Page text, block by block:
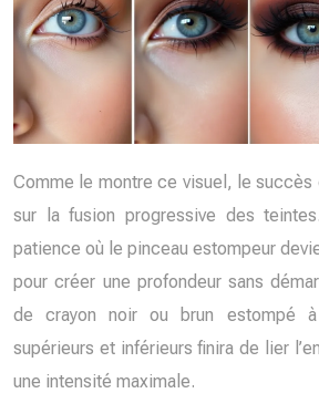
Comme le montre ce visuel, le succès
sur la fusion progressive des
patience où le pinceau estompeur
pour créer une profondeur sans
de crayon noir ou brun estompé
supérieurs et inférieurs finira de lier
une intensité maximale.